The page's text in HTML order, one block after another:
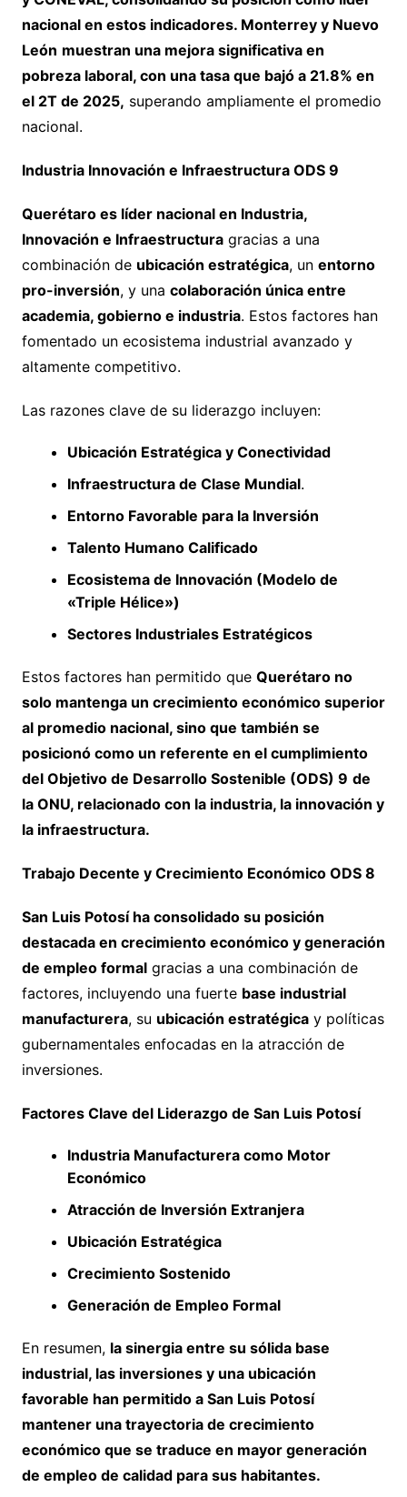
nacional en estos indicadores. Monterrey y Nuevo
León muestran una mejora significativa en
pobreza laboral, con una tasa que bajó a 21.8% en
el 2T de 2025, superando ampliamente el promedio
nacional.
Industria Innovación e Infraestructura ODS 9
Querétaro es líder nacional en Industria,
Innovación e Infraestructuragracias a una
combinación de ubicación estratégica, un entorno
pro-inversión, y una colaboración única entre
academia, gobierno e industria. Estos factores han
fomentado un ecosistema industrial avanzado y
altamente competitivo.
Las razones clave de su liderazgo incluyen:
Ubicación Estratégica y Conectividad
Infraestructura de Clase Mundial.
Entorno Favorable para la Inversión
Talento Humano Calificado
Ecosistema de Innovación (Modelo de
«Triple Hélice»)
Sectores Industriales Estratégicos
Estos factores han permitido que Querétaro no
solo mantenga un crecimiento económico superior
al promedio nacional, sino que también se
posicionó como un referente en el cumplimiento
del Objetivo de Desarrollo Sostenible (ODS) 9 de
la ONU, relacionado con la industria, la innovación y
la infraestructura.
Trabajo Decente y Crecimiento Económico ODS 8
San Luis Potosí ha consolidado su posición
destacada en crecimiento económico y generación
de empleo formalgracias a una combinación de
factores, incluyendo una fuerte base industrial
manufacturera, su ubicación estratégicay políticas
gubernamentales enfocadas en la atracción de
inversiones.
Factores Clave del Liderazgo de San Luis Potosí
Industria Manufacturera como Motor
Económico
Atracción de Inversión Extranjera
Ubicación Estratégica
Crecimiento Sostenido
Generación de Empleo Formal
En resumen, la sinergia entre su sólida base
industrial, las inversiones y una ubicación
favorable han permitido a San Luis Potosí
mantener una trayectoria de crecimiento
económico que se traduce en mayor generación
de empleo de calidad para sus habitantes.